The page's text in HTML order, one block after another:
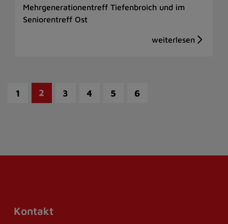
Mehrgenerationentreff Tiefenbroich und im
Seniorentreff Ost
1 2 3 4 5 6
Kontakt